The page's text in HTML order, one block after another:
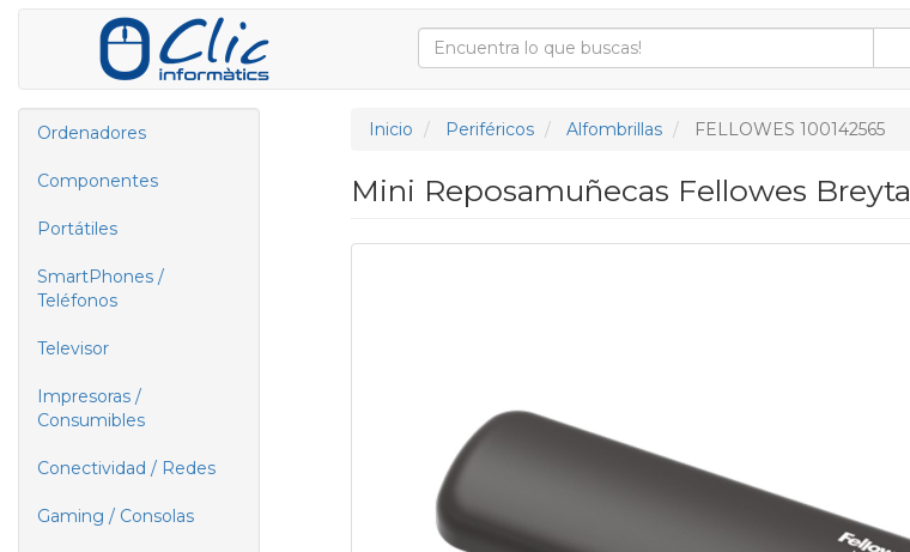
Ordenadores
Componentes
Portátiles
SmartPhones /
Teléfonos
Televisor
Impresoras /
Consumibles
Conectividad / Redes
Gaming / Consolas
Inicio Periféricos Alfombrillas FELLOWES 100142565
Mini Reposamuñecas Fellowes Breyta